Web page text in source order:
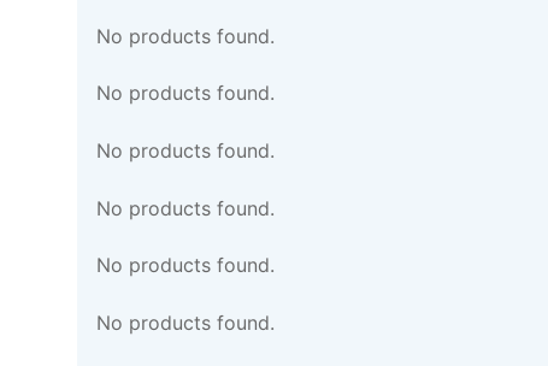
No products found.
No products found.
No products found.
No products found.
No products found.
No products found.